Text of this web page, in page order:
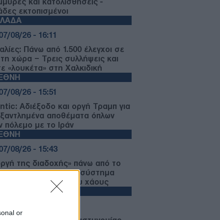
or
και κατολισθήσεις -
εκτοπισμένοι
08/26 - 16:11
Πάνω από 1.500 έλεγχοι σε
χώρα – Τρεις συλλήψεις και
«λουκέτα» στη Χαλκιδική
08/26 - 15:51
Αδιέξοδο και οργή Τραμπ για
αποθέματα όπλων
πόλεμο με το Ιράν
08/26 - 15:43
της διαδοχής» πάνω από το
Το γηρασμένο σύστημα
και ο κίνδυνος του χάους